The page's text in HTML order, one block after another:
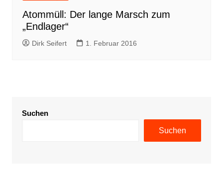
Atommüll: Der lange Marsch zum
„Endlager“
Dirk Seifert 1. Februar 2016
Suchen
Suchen